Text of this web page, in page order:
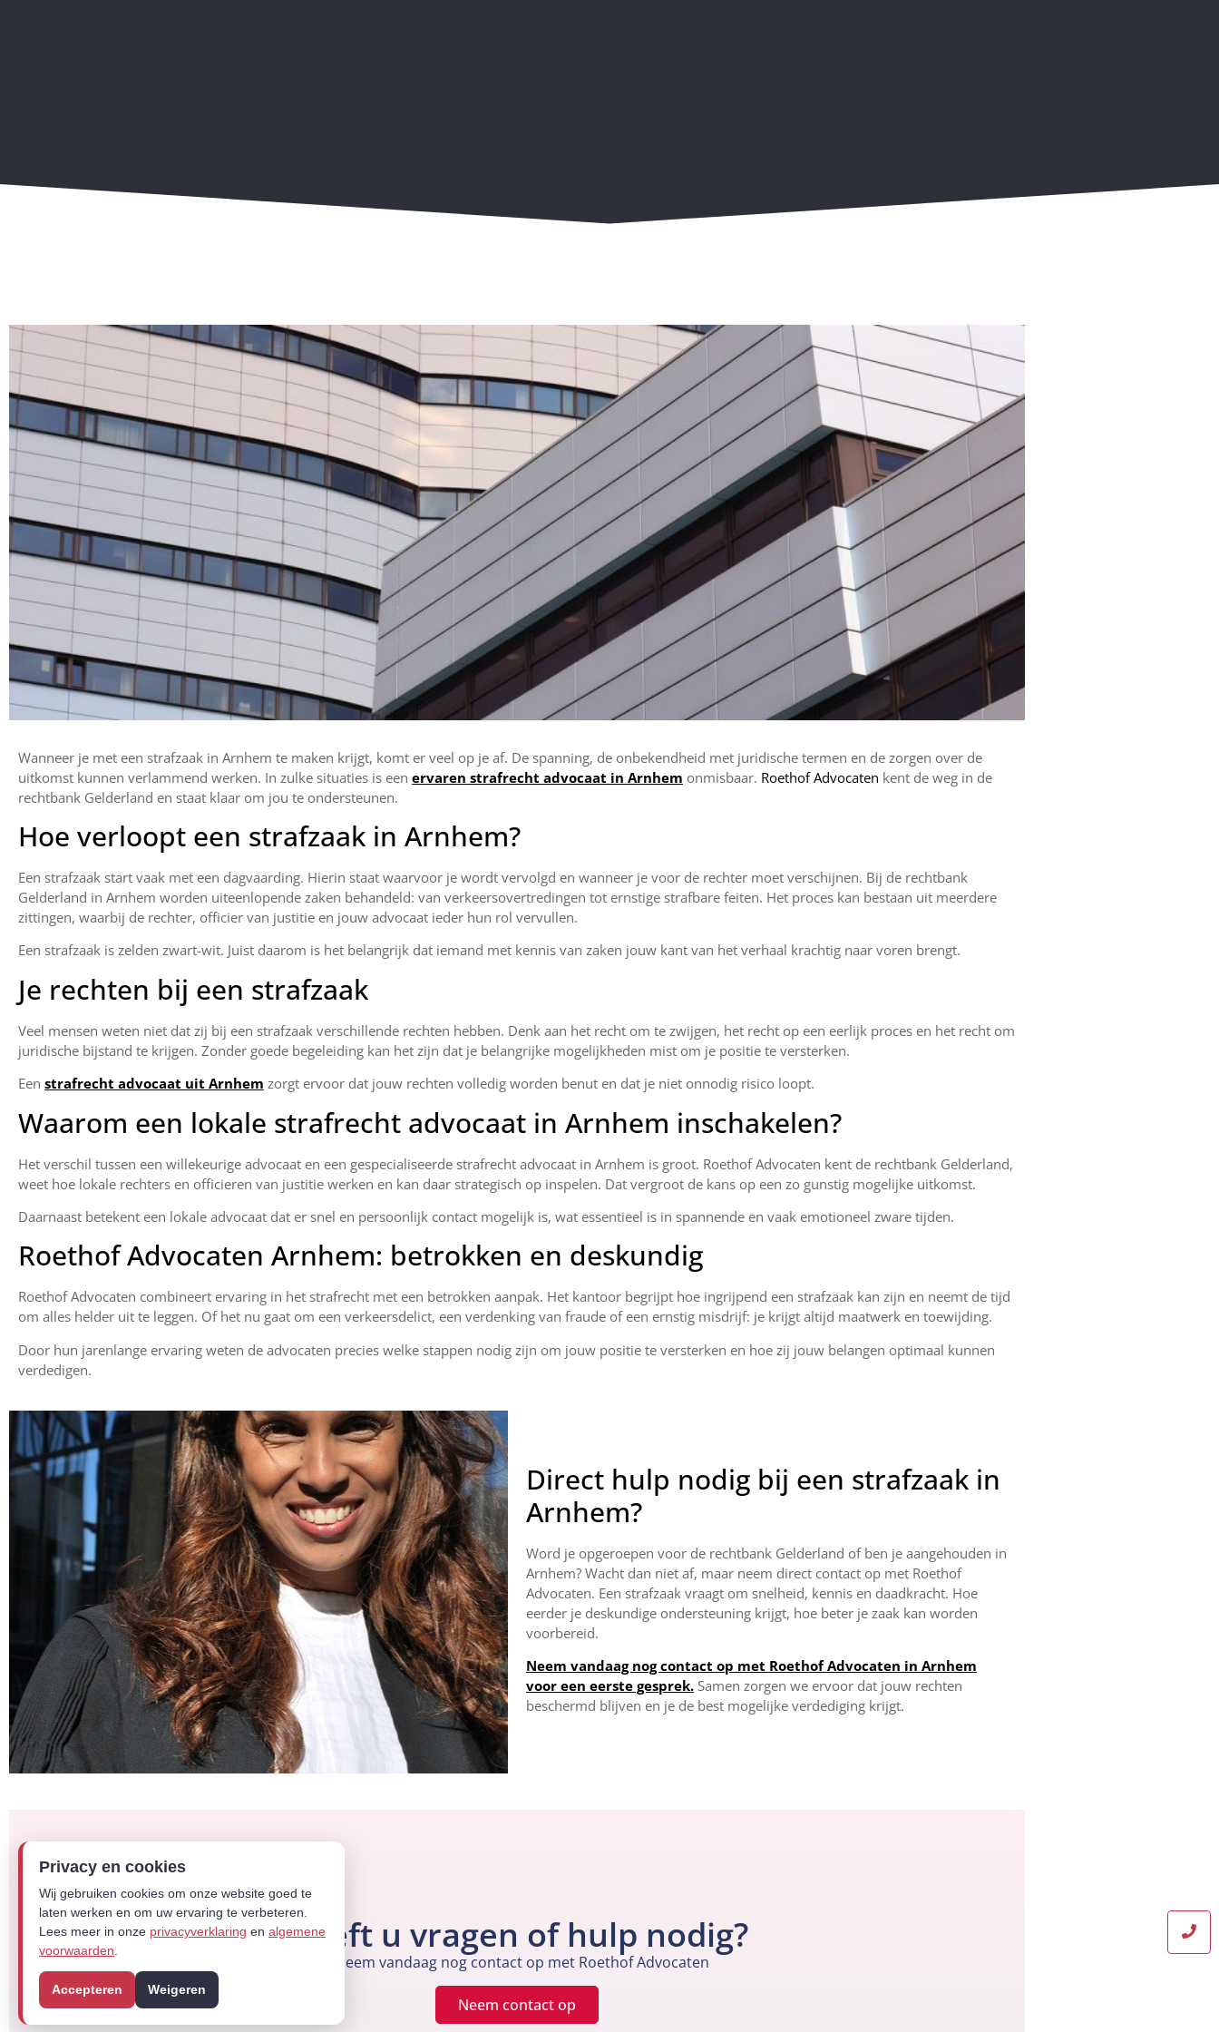
Wanneer je met een strafzaak in Arnhem te maken krijgt, komt er veel op je af. De spanning, de onbekendheid met juridische termen en de zorgen over de
uitkomst kunnen verlammend werken. In zulke situaties is een ervaren strafrecht advocaat in Arnhem onmisbaar. Roethof Advocaten kent de weg in de
rechtbank Gelderland en staat klaar om jou te ondersteunen.
Hoe verloopt een strafzaak in Arnhem?
Een strafzaak start vaak met een dagvaarding. Hierin staat waarvoor je wordt vervolgd en wanneer je voor de rechter moet verschijnen. Bij de rechtbank
Gelderland in Arnhem worden uiteenlopende zaken behandeld: van verkeersovertredingen tot ernstige strafbare feiten. Het proces kan bestaan uit meerdere
zittingen, waarbij de rechter, officier van justitie en jouw advocaat ieder hun rol vervullen.
Een strafzaak is zelden zwart-wit. Juist daarom is het belangrijk dat iemand met kennis van zaken jouw kant van het verhaal krachtig naar voren brengt.
Je rechten bij een strafzaak
Veel mensen weten niet dat zij bij een strafzaak verschillende rechten hebben. Denk aan het recht om te zwijgen, het recht op een eerlijk proces en het recht om
juridische bijstand te krijgen. Zonder goede begeleiding kan het zijn dat je belangrijke mogelijkheden mist om je positie te versterken.
Een strafrecht advocaat uit Arnhem zorgt ervoor dat jouw rechten volledig worden benut en dat je niet onnodig risico loopt.
Waarom een lokale strafrecht advocaat in Arnhem inschakelen?
Het verschil tussen een willekeurige advocaat en een gespecialiseerde strafrecht advocaat in Arnhem is groot. Roethof Advocaten kent de rechtbank Gelderland,
weet hoe lokale rechters en officieren van justitie werken en kan daar strategisch op inspelen. Dat vergroot de kans op een zo gunstig mogelijke uitkomst.
Daarnaast betekent een lokale advocaat dat er snel en persoonlijk contact mogelijk is, wat essentieel is in spannende en vaak emotioneel zware tijden.
Roethof Advocaten Arnhem: betrokken en deskundig
Roethof Advocaten combineert ervaring in het strafrecht met een betrokken aanpak. Het kantoor begrijpt hoe ingrijpend een strafzaak kan zijn en neemt de tijd
om alles helder uit te leggen. Of het nu gaat om een verkeersdelict, een verdenking van fraude of een ernstig misdrijf: je krijgt altijd maatwerk en toewijding.
Door hun jarenlange ervaring weten de advocaten precies welke stappen nodig zijn om jouw positie te versterken en hoe zij jouw belangen optimaal kunnen
verdedigen.
Direct hulp nodig bij een strafzaak in
Arnhem?
Word je opgeroepen voor de rechtbank Gelderland of ben je aangehouden in
Arnhem? Wacht dan niet af, maar neem direct contact op met Roethof
Advocaten. Een strafzaak vraagt om snelheid, kennis en daadkracht. Hoe
eerder je deskundige ondersteuning krijgt, hoe beter je zaak kan worden
voorbereid.
Neem vandaag nog contact op met Roethof Advocaten in Arnhem
voor een eerste gesprek. Samen zorgen we ervoor dat jouw rechten
beschermd blijven en je de best mogelijke verdediging krijgt.
Heeft u vragen of hulp nodig?
Neem vandaag nog contact op met Roethof Advocaten
Neem contact op
Privacy en cookies
Wij gebruiken cookies om onze website goed te
laten werken en om uw ervaring te verbeteren.
Lees meer in onze privacyverklaring en algemene
voorwaarden
Accepteren Weigeren